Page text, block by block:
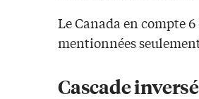
Le Canada en compte
mentionnées
Cascade